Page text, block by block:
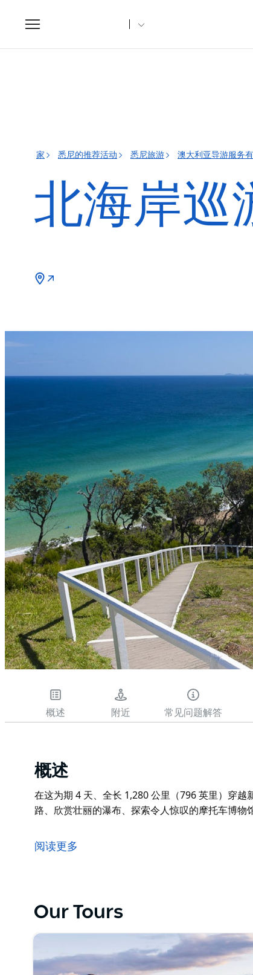
Toggle
navigation
家 悉尼的推荐活动 悉尼旅游 澳大利亚导游服务
北海岸巡
概述 附近 常见问题解答
概述
在这为期 4 天、全长 1,280 公里（796 英里）穿
路、欣赏壮丽的瀑布、探索令人惊叹的摩托车博物馆
路、欣赏壮丽的瀑布、探索令人惊叹的摩托车博物馆
阅读更多
Our Tours